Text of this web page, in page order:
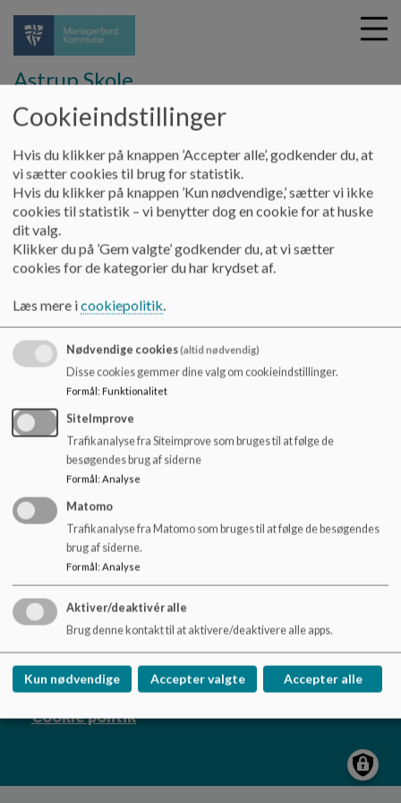
i
Astrup Skole
SFO Åbningstider
Åbningstider
Mandag - Torsdag:
kl. 6:30 - 8:00 og kl. 13:30 - 16:00
Fredag:
kl. 13:30 - 15:00
Astrup Skole
Hadsundvej 11, 9510 Arden
astrupskole@mariagerfjord.dk
97114900
EAN NR. 5798004219614
Tilgængelighedserklæring
Sitemap
Cookie politik
Cookieindstillinger
Hvis du klikker på knappen ’Accepter alle’, godkender du, at
vi sætter cookies til brug for statistik.
Hvis du klikker på knappen ’Kun nødvendige,’ sætter vi ikke
cookies til statistik – vi benytter dog en cookie for at huske
dit valg.
Klikker du på ’Gem valgte’ godkender du, at vi sætter
cookies for de kategorier du har krydset af.
Læs mere icookiepolitik.
Nødvendige cookies(altid nødvendig)
Disse cookies gemmer dine valg om cookieindstillinger.
Formål: Funktionalitet
SiteImprove
Trafikanalyse fra Siteimprove som bruges til at følge de
besøgendes brug af siderne
Formål: Analyse
Matomo
Trafikanalyse fra Matomo som bruges til at følge de besøgendes
brug af siderne.
Formål: Analyse
Aktiver/deaktivér alle
Brug denne kontakt til at aktivere/deaktivere alle apps.
Kun nødvendige Accepter valgte Accepter alle